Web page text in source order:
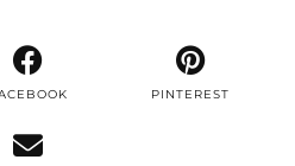
PINTEREST